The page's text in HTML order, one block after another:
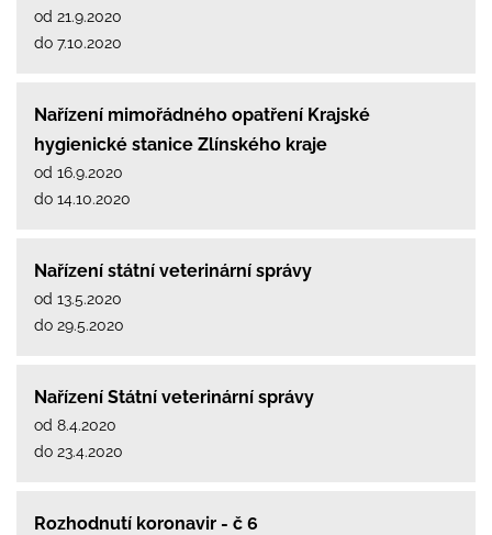
od 21.9.2020
do 7.10.2020
Nařízení mimořádného opatření Krajské
hygienické stanice Zlínského kraje
od 16.9.2020
do 14.10.2020
Nařízení státní veterinární správy
od 13.5.2020
do 29.5.2020
Nařízení Státní veterinární správy
od 8.4.2020
do 23.4.2020
Rozhodnutí koronavir - č 6